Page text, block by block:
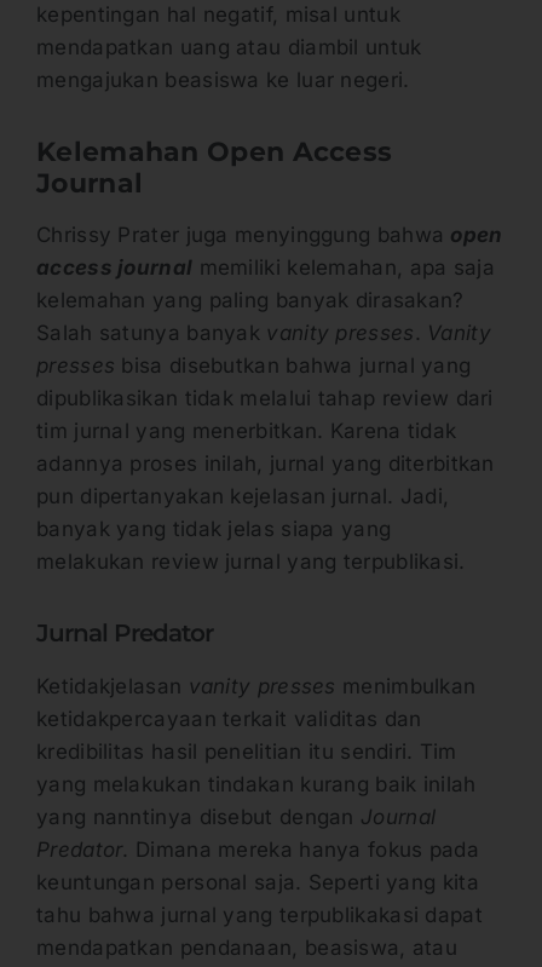
kepentingan hal negatif, misal untuk
mendapatkan uang atau diambil untuk
mengajukan beasiswa ke luar negeri.
Kelemahan Open Access
Journal
Chrissy Prater juga menyinggung bahwa open
access journal memiliki kelemahan, apa saja
kelemahan yang paling banyak dirasakan?
Salah satunya banyak vanity presses . Vanity
presses bisa disebutkan bahwa jurnal yang
dipublikasikan tidak melalui tahap review dari
tim jurnal yang menerbitkan. Karena tidak
adannya proses inilah, jurnal yang diterbitkan
pun dipertanyakan kejelasan jurnal. Jadi,
banyak yang tidak jelas siapa yang
melakukan review jurnal yang terpublikasi.
Jurnal Predator
Ketidakjelasan vanity presses menimbulkan
ketidakpercayaan terkait validitas dan
kredibilitas hasil penelitian itu sendiri. Tim
yang melakukan tindakan kurang baik inilah
yang nanntinya disebut dengan Journal
Predator. Dimana mereka hanya fokus pada
keuntungan personal saja. Seperti yang kita
tahu bahwa jurnal yang terpublikakasi dapat
mendapatkan pendanaan, beasiswa, atau